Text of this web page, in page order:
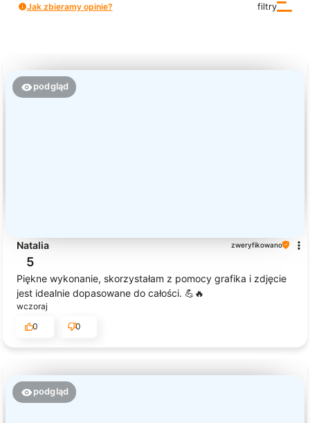
filtry
Jak zbieramy opinie?
podgląd
Natalia zweryfikowano
5
Piękne wykonanie, skorzystałam z pomocy grafika i zdjęcie
jest idealnie dopasowane do całości. 💪🔥
wczoraj
0
0
podgląd